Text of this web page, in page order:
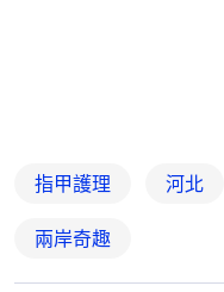
指甲護理 河北
兩岸奇趣